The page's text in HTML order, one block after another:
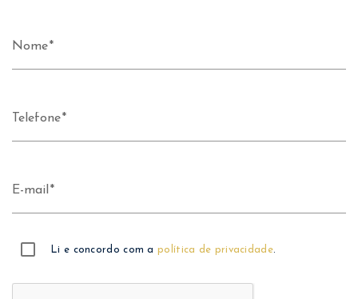
Nome
Telefone
E-mail
Li e concordo com apolítica de privacidade.